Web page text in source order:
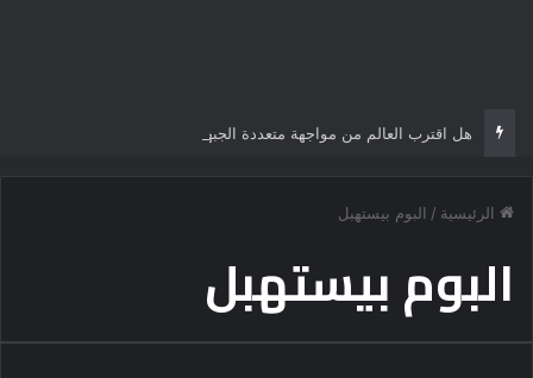
هل اقترب العالم من مواجهة متعددة الجبهات؟
الرئيسية / البوم بيستهبل
البوم بيستهبل